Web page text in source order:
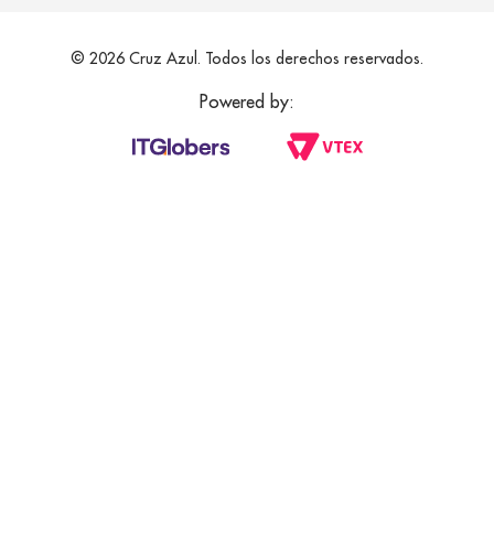
© 2026 Cruz Azul. Todos los derechos reservados.
Powered by: